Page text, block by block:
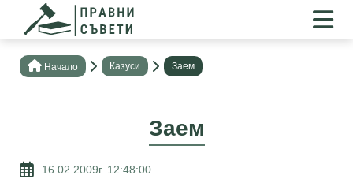
Нaчало Казуси Заем
Заем
16.02.2009г. 12:48:00